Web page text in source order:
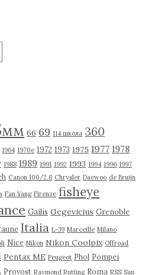
66 69 114 школа 360
1964 1970е 1972 1973 1975 1977 1978
1988 1989 1991 1992 1993 1994 1996 1997
Canon 100/2.8 Chrysler Daewoo de Bruijn
Fan Yang Firenze fisheye
Gailis Gegevicius Grenoble
Italia L-39 Marceille Milano
Nice Nikon Nikon Coolpix Offroad
Pentax ME Peugeot Phol Pompei
Provost Raymond Rutting Roma RSS San